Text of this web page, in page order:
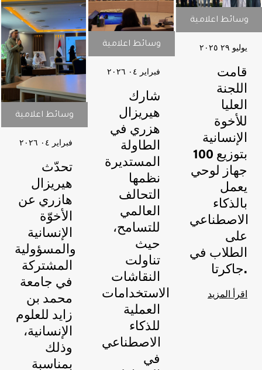
وسائط اعلامية
وسائط اعلامية
فبراير ۰٤ ٢۰٢٦
تحدّث
هيريزال
هازري عن
الأخوّة
الإنسانية
والمسؤولية
المشتركة
في جامعة
محمد بن
زايد للعلوم
الإنسانية،
وذلك
بمناسبة
وسائط اعلامية
وسائط اعلامية
فبراير ۰٤ ٢۰٢٦
شارك
هيريزال
هزري في
الطاولة
المستديرة
نظمها
التحالف
العالمي
للتسامح،
حيث
تناولت
النقاشات
الاستخدامات
العملية
للذكاء
الاصطناعي
في
وسائط اعلامية
وسائط اعلامية
يوليو ٢٩ ٢۰٢٥
قامت
اللجنة
العليا
للأخوة
الإنسانية
بتوزيع 100
جهاز لوحي
يعمل
بالذكاء
الاصطناعي
على
الطلاب في
جاكرتا.
اقرأ المزيد